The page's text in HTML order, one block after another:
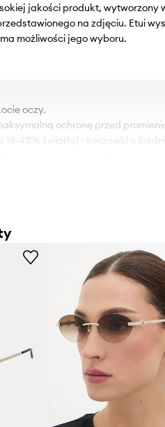
jakości produkt, wytworzony
na zdjęciu. Etui
możliwości jego wyboru.
oczy.
ochronę przed
18-43% światła) - soczewki o
57 mm.